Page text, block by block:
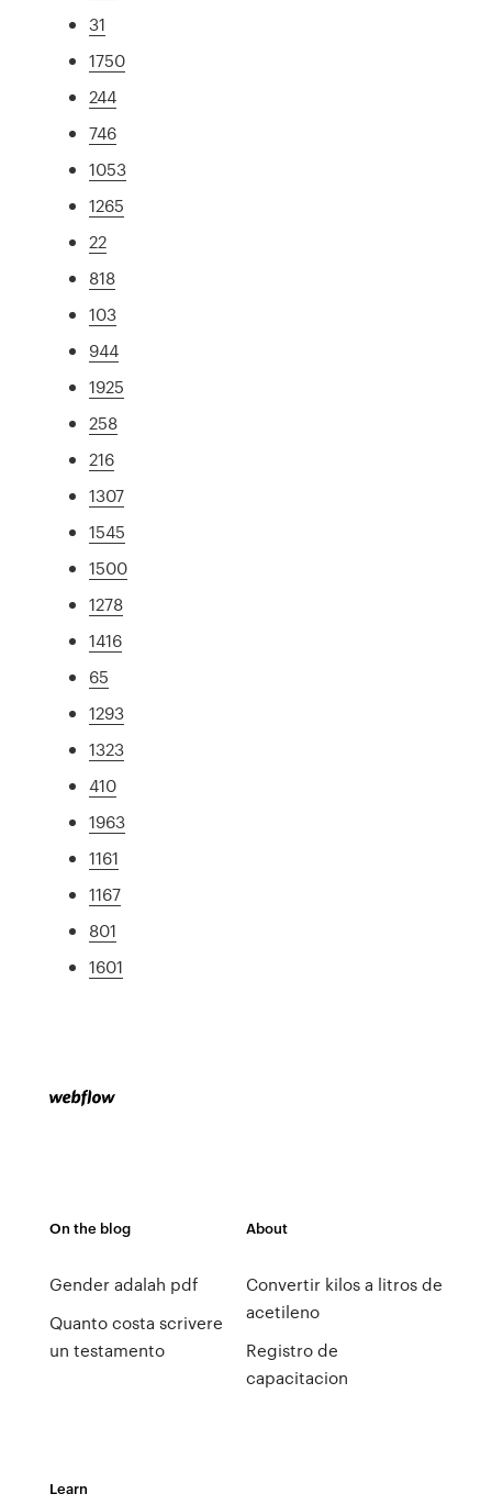
31
1750
244
746
1053
1265
22
818
103
944
1925
258
216
1307
1545
1500
1278
1416
65
1293
1323
410
1963
1161
1167
801
1601
On the blog
Gender adalah pdf
Quanto costa scrivere
un testamento
About
Convertir kilos a litros de
acetileno
Registro de
capacitacion
Learn